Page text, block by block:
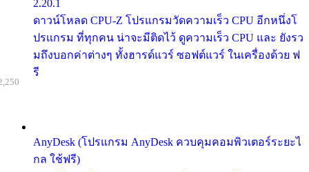
2.20.1
ดาวน์โหลด CPU-Z โปรแกรมวัดความเร็ว CPU อีกหนึ่งโ
ปรแกรม ที่ทุกคน น่าจะมีติดไว้ ดูความเร็ว CPU และ ยังรว
มถึงบอกค่าต่างๆ ทั้งฮารด์แวร์ ซอฟต์แวร์ ในเครื่องด้วย ฟ
รี
AnyDesk (โปรแกรม AnyDesk ควบคุมคอมพิวเตอร์ระยะไ
กล ใช้ฟรี)